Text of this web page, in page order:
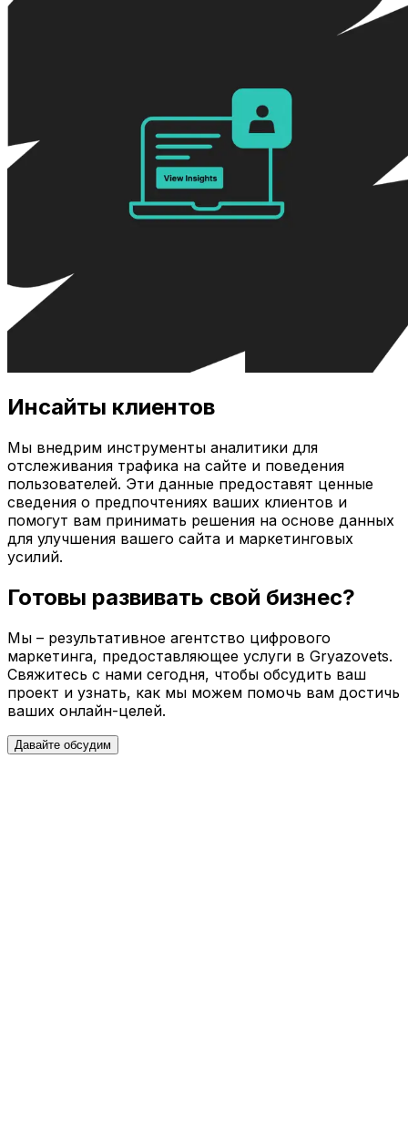
Инсайты клиентов
Мы внедрим инструменты аналитики для
отслеживания трафика на сайте и поведения
пользователей. Эти данные предоставят ценные
сведения о предпочтениях ваших клиентов и
помогут вам принимать решения на основе данных
для улучшения вашего сайта и маркетинговых
усилий.
Готовы развивать свой бизнес?
Мы – результативное агентство цифрового
маркетинга, предоставляющее услуги в Gryazovets.
Свяжитесь с нами сегодня, чтобы обсудить ваш
проект и узнать, как мы можем помочь вам достичь
ваших онлайн-целей.
Давайте обсудим